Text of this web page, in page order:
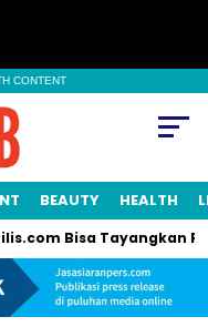
CONTENT
BEAUTY HEALTH
Bisa Tayangkan Ribuan